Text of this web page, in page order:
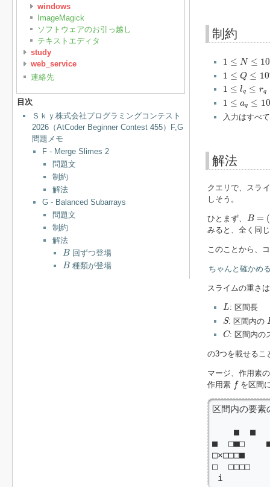
windows
ImageMagick
ソフトウェアのお引っ越し
テキストエディタ
study
web_service
連絡先
目次
Ｓｋｙ株式会社プログラミングコンテスト
2026（AtCoder Beginner Contest 455）F,G
問題メモ
F - Merge Slimes 2
問題文
制約
解法
G - Balanced Subarrays
問題文
制約
解法
B
B回ずつ登場
B
B種類が登場
制約
1 ≤ N ≤ 10
≤10
1 ≤ Q ≤ 10
≤10
1 ≤ lq ≤ rq
1 lq ≤ q≤
1 ≤ aq ≤ 10
≤
入力はすべ
解法
クエリで、スラ
しそう。
ひとまず、 B = (
B= ,
みると、全く同
このことから、
ちゃんと確かめ
スライムの重さ
L
L : 区間長
S
S: 区間内の
C
C: 区間内の
の3つを載せるこ
マージ、作用素
作用素 f
f を区間
区間内の要
■  ■
■  □■□
□×□□□■
□  □□□□
i